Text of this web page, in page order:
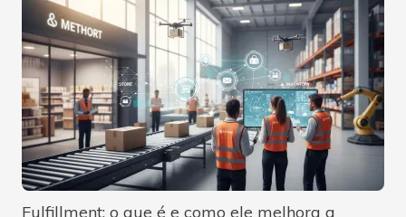
Fulfillment: o que é e como ele melhora a